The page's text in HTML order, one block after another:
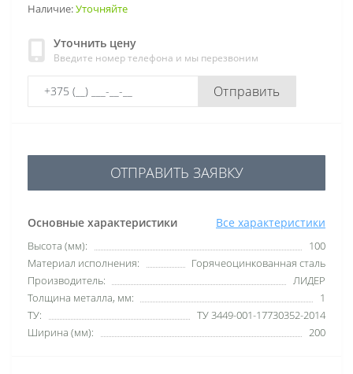
Наличие:Уточняйте
Уточнить цену
Введите номер телефона и мы перезвоним
Отправить
Основные характеристики Все характеристики
Высота (мм):
100
Материал исполнения:
Горячеоцинкованная сталь
Производитель:
ЛИДЕР
Толщина металла, мм:
1
ТУ:
ТУ 3449-001-17730352-2014
Ширина (мм):
200
ОТПРАВИТЬ ЗАЯВКУ